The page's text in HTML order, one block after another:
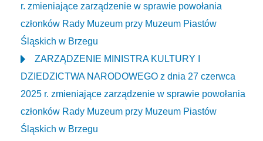
r. zmieniające zarządzenie w sprawie powołania
członków Rady Muzeum przy Muzeum Piastów
Śląskich w Brzegu
ZARZĄDZENIE MINISTRA KULTURY I
DZIEDZICTWA NARODOWEGO z dnia 27 czerwca
2025 r. zmieniające zarządzenie w sprawie powołania
członków Rady Muzeum przy Muzeum Piastów
Śląskich w Brzegu